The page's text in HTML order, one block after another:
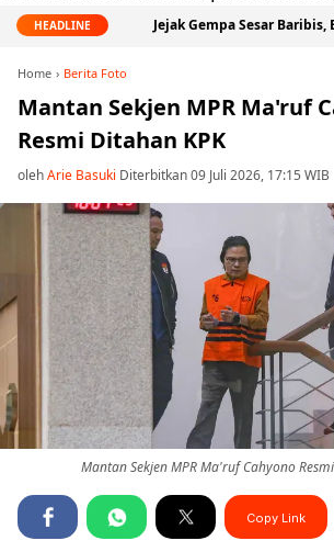
HEADLINEJejak Gempa Sesar Baribis, Bahaya
Home Berita Foto
Mantan Sekjen MPR Ma'ruf
Resmi Ditahan KPK
olehArie Basuki Diterbitkan 09 Juli 2026, 17:15 WIB
Mantan Sekjen MPR Ma'ruf Cahyono
Copy Link